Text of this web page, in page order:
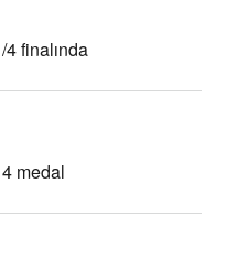
finalında
medal